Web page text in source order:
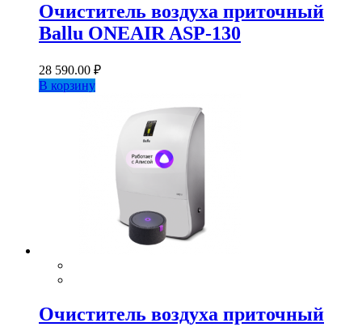
Очиститель воздуха приточный
Ballu ONEAIR ASP-130
28 590.00 ₽
В корзину
Очиститель воздуха приточный